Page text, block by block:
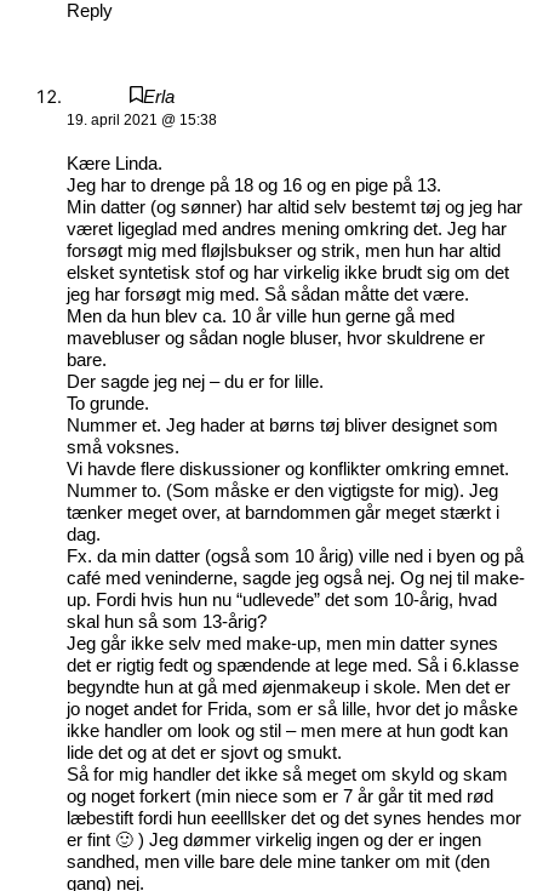
Reply
Erla
19. april 2021 @ 15:38
Kære Linda.
Jeg har to drenge på 18 og 16 og en pige på 13.
Min datter (og sønner) har altid selv bestemt tøj og jeg har
været ligeglad med andres mening omkring det. Jeg har
forsøgt mig med fløjlsbukser og strik, men hun har altid
elsket syntetisk stof og har virkelig ikke brudt sig om det
jeg har forsøgt mig med. Så sådan måtte det være.
Men da hun blev ca. 10 år ville hun gerne gå med
mavebluser og sådan nogle bluser, hvor skuldrene er
bare.
Der sagde jeg nej – du er for lille.
To grunde.
Nummer et. Jeg hader at børns tøj bliver designet som
små voksnes.
Vi havde flere diskussioner og konflikter omkring emnet.
Nummer to. (Som måske er den vigtigste for mig). Jeg
tænker meget over, at barndommen går meget stærkt i
dag.
Fx. da min datter (også som 10 årig) ville ned i byen og på
café med veninderne, sagde jeg også nej. Og nej til make-
up. Fordi hvis hun nu “udlevede” det som 10-årig, hvad
skal hun så som 13-årig?
Jeg går ikke selv med make-up, men min datter synes
det er rigtig fedt og spændende at lege med. Så i 6.klasse
begyndte hun at gå med øjenmakeup i skole. Men det er
jo noget andet for Frida, som er så lille, hvor det jo måske
ikke handler om look og stil – men mere at hun godt kan
lide det og at det er sjovt og smukt.
Så for mig handler det ikke så meget om skyld og skam
og noget forkert (min niece som er 7 år går tit med rød
læbestift fordi hun eeelllsker det og det synes hendes mor
er fint 🙂 ) Jeg dømmer virkelig ingen og der er ingen
sandhed, men ville bare dele mine tanker om mit (den
gang) nej.